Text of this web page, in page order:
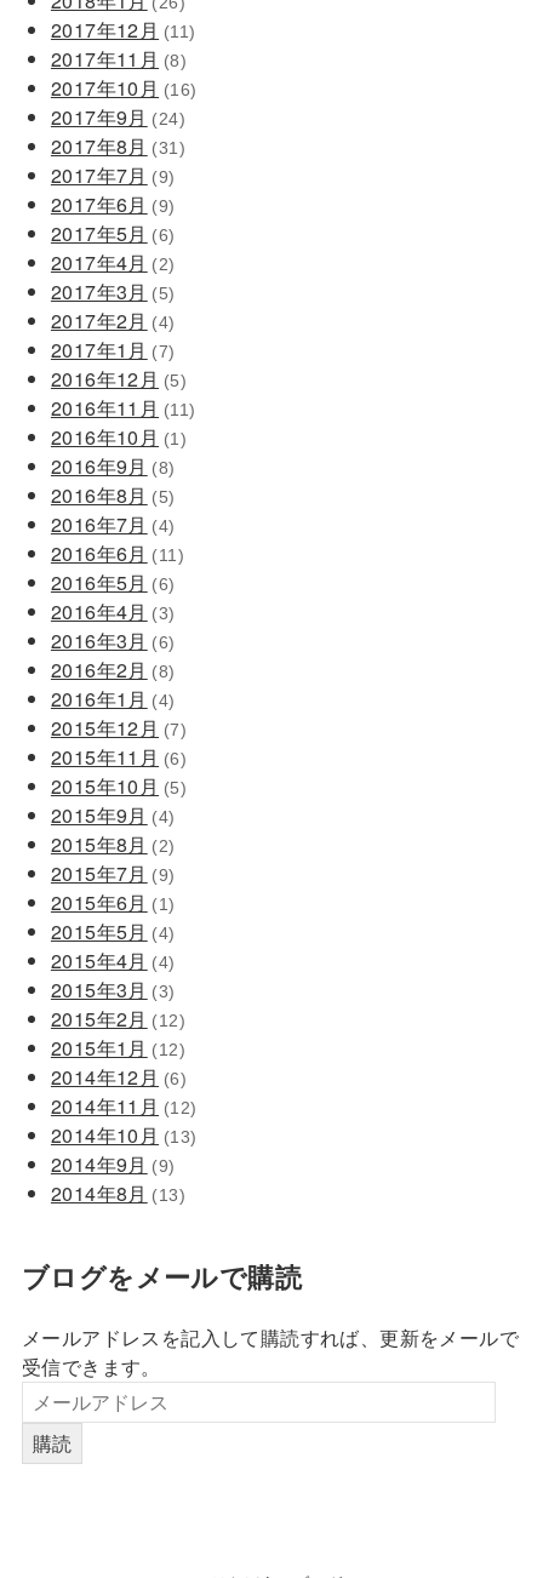
2017年12月 (11)
2017年11月 (8)
2017年10月 (16)
2017年9月 (24)
2017年8月 (31)
2017年7月 (9)
2017年6月 (9)
2017年5月 (6)
2017年4月 (2)
2017年3月 (5)
2017年2月 (4)
2017年1月 (7)
2016年12月 (5)
2016年11月 (11)
2016年10月 (1)
2016年9月 (8)
2016年8月 (5)
2016年7月 (4)
2016年6月 (11)
2016年5月 (6)
2016年4月 (3)
2016年3月 (6)
2016年2月 (8)
2016年1月 (4)
2015年12月 (7)
2015年11月 (6)
2015年10月 (5)
2015年9月 (4)
2015年8月 (2)
2015年7月 (9)
2015年6月 (1)
2015年5月 (4)
2015年4月 (4)
2015年3月 (3)
2015年2月 (12)
2015年1月 (12)
2014年12月 (6)
2014年11月 (12)
2014年10月 (13)
2014年9月 (9)
2014年8月 (13)
ブログをメールで購読
メールアドレスを記入して購読すれば、更新をメールで
受信できます。
購読